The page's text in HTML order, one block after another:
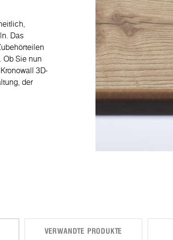
Das
Sie nun
3D-
der
VERWANDTE PRODUKTE